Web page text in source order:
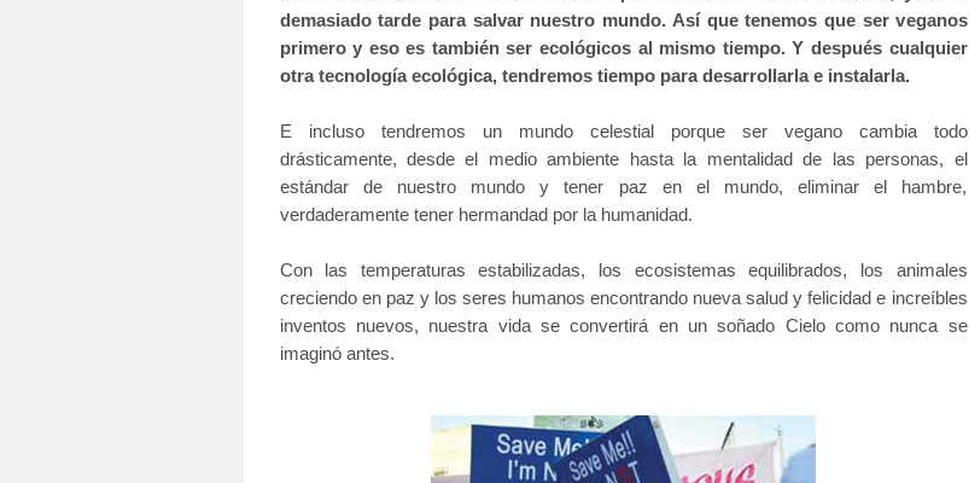
demasiado tarde para salvar nuestro mundo. Así que tenemos que ser veganos
primero y eso es también ser ecológicos al mismo tiempo. Y después cualquier
otra tecnología ecológica, tendremostiempo para desarrollarla e instalarla.
E incluso tendremos un mundo celestial porque ser vegano cambia todo
drásticamente, desde el medio ambiente hasta la mentalidad de las personas, el
estándar de nuestro mundo y tener paz en el mundo, eliminar el hambre,
verdaderamente tener hermandad por la humanidad.
Con las temperaturas estabilizadas, los ecosistemas equilibrados, los animales
creciendo en paz y los seres humanos encontrando nueva salud y felicidad e increíbles
inventos nuevos, nuestra vida se convertirá en un soñado Cielo como nunca se
imaginó antes.